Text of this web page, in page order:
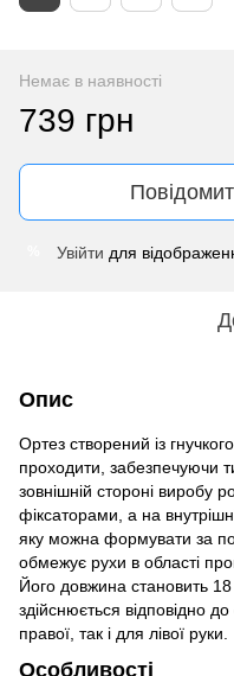
Немає в наявності
739 грн
Увійти для
Опис
Ортез створений із
проходити, забезпечуючи
зовнішній стороні виробу
фіксаторами, а на
яку можна формувати за
обмежує рухи в області
Його довжина становить
здійснюється відповідно
правої, так і для лівої руки.
Особливості